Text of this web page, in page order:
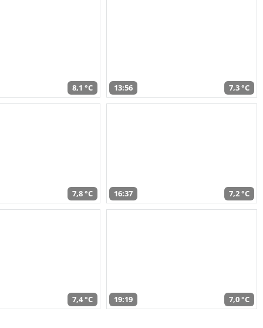
8,1 °C 13:56 7,3 °C
7,8 °C 16:37 7,2 °C
7,4 °C 19:19 7,0 °C